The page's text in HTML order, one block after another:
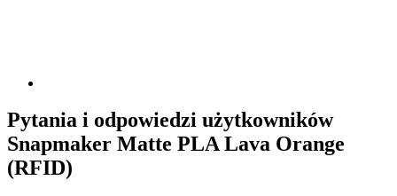
Pytania i odpowiedzi użytkowników
Snapmaker Matte PLA Lava Orange
(RFID)